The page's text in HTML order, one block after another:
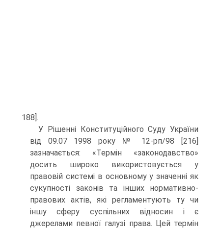
188].
У Рішенні Конституційного Суду України
від 09.07 1998 року № 12-рп/98 [216]
зазначається: «Термін «законодавство»
досить широко використовується у
правовій системі в основному у значенні як
сукупності законів та інших нормативно-
правових актів, які регламентують ту чи
іншу сферу суспільних відносин і є
джерелами певної галузі права. Цей термін